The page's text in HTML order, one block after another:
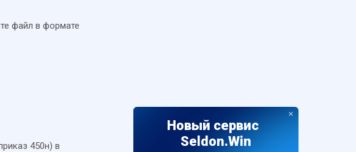
файл в формате
450н) в
×
Новый сервис
Seldon.Win